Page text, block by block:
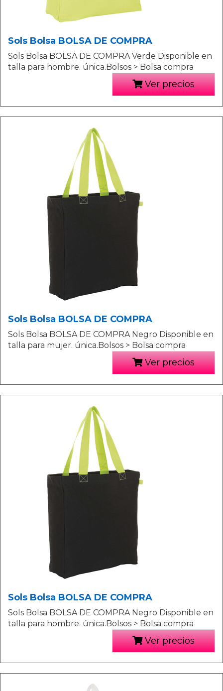
Sols Bolsa BOLSA DE COMPRA
Sols Bolsa BOLSA DE COMPRA Verde Disponible en
talla para hombre. única.Bolsos > Bolsa compra
Ver precios
Sols Bolsa BOLSA DE COMPRA
Sols Bolsa BOLSA DE COMPRA Negro Disponible en
talla para mujer. única.Bolsos > Bolsa compra
Ver precios
Sols Bolsa BOLSA DE COMPRA
Sols Bolsa BOLSA DE COMPRA Negro Disponible en
talla para hombre. única.Bolsos > Bolsa compra
Ver precios